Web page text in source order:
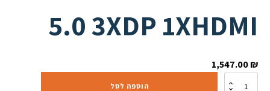
5.0 3XDP 1XHDMI
1,547.00₪
כמות
הוספה לסל